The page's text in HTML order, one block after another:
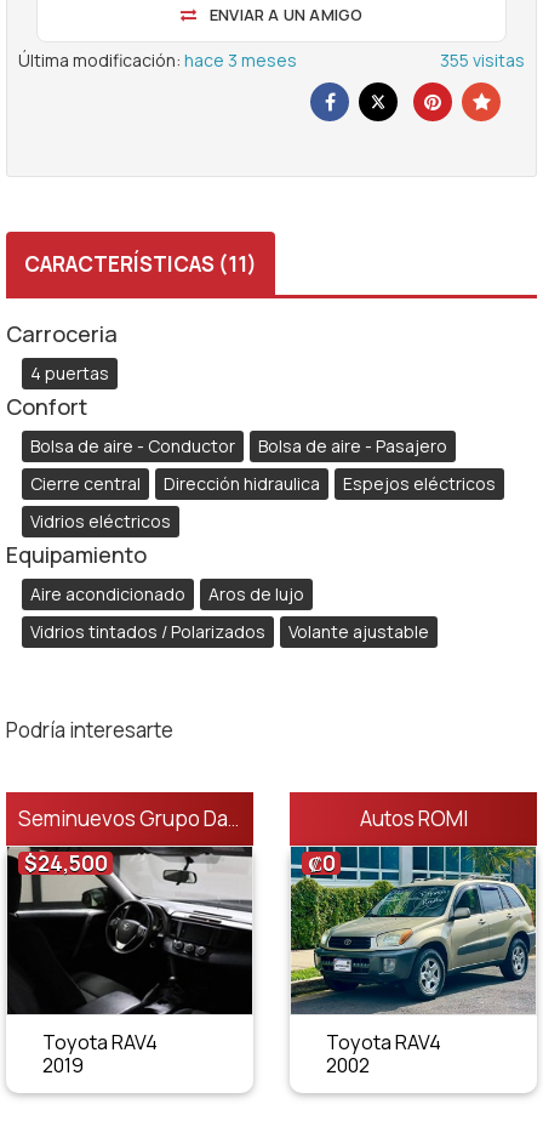
ENVIAR A UN AMIGO
Última modificación: hace 3 meses 355 visitas
CARACTERÍSTICAS (11)
Carroceria
4 puertas
Confort
Bolsa de aire - Conductor
Bolsa de aire - Pasajero
Cierre central
Dirección hidraulica
Espejos eléctricos
Vidrios eléctricos
Equipamiento
Aire acondicionado
Aros de lujo
Vidrios tintados / Polarizados
Volante ajustable
Podría interesarte
Seminuevos Grupo Danissa
$24,500
Toyota RAV4
2019
Autos ROMI
₡0
Toyota RAV4
2002